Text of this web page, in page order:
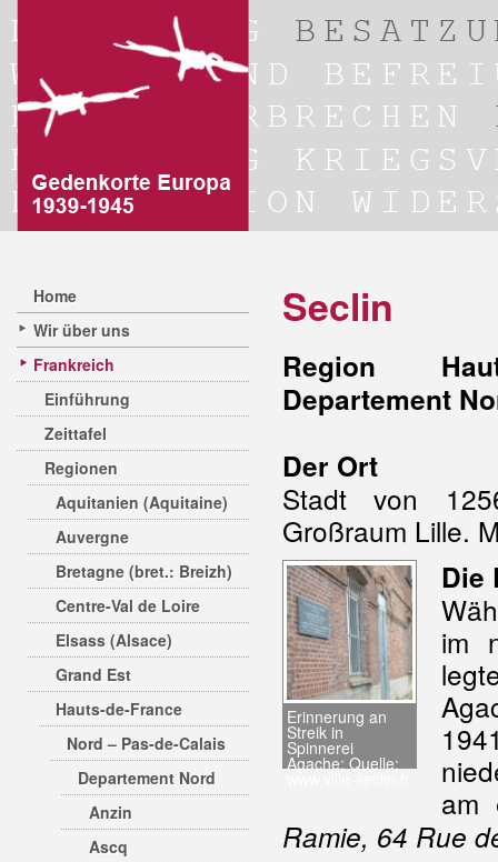
Home
Wir über uns
Frankreich
Einführung
Zeittafel
Regionen
Aquitanien (Aquitaine)
Auvergne
Bretagne (bret.: Breizh)
Centre-Val de Loire
Elsass (Alsace)
Grand Est
Hauts-de-France
Nord – Pas-de-Calais
Departement Nord
Anzin
Ascq
Seclin
Region
Departement
Der Ort
Stadt von
Großraum Lille.
Erinnerung an
Streik in
Spinnerei
Agache; Quelle:
Die
im
am
Ramie, 64 Rue